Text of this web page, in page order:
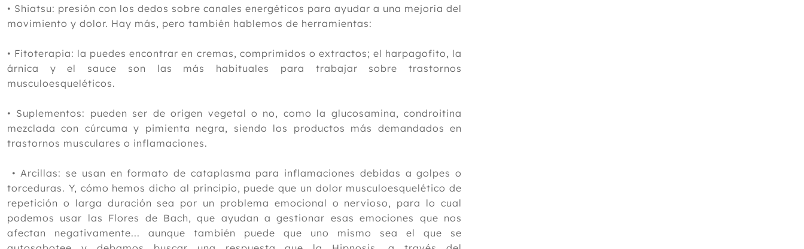
• Shiatsu: presión con los dedos sobre canales energéticos para ayudar a una mejoría del
movimiento y dolor. Hay más, pero también hablemos de herramientas:
• Fitoterapia: la puedes encontrar en cremas, comprimidos o extractos; el harpagofito, la
árnica y el sauce son las más habituales para trabajar sobre trastornos
musculoesqueléticos.
• Suplementos: pueden ser de origen vegetal o no, como la glucosamina, condroitina
mezclada con cúrcuma y pimienta negra, siendo los productos más demandados en
trastornos musculares o inflamaciones.
• Arcillas: se usan en formato de cataplasma para inflamaciones debidas a golpes o
torceduras. Y, cómo hemos dicho al principio, puede que un dolor musculoesquelético de
repetición o larga duración sea por un problema emocional o nervioso, para lo cual
podemos usar las Flores de Bach, que ayudan a gestionar esas emociones que nos
afectan negativamente... aunque también puede que uno mismo sea el que se